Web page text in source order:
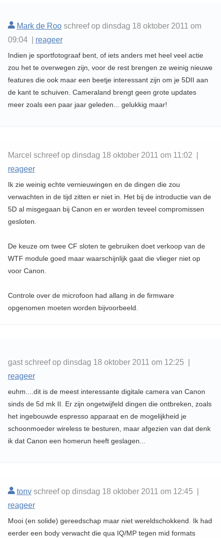
Mark de Rooschreef op dinsdag 18 oktober 2011 om
09:04 | reageer
Indien je sportfotograaf bent, of iets anders met heel veel actie
zou het te overwegen zijn, voor de rest brengen ze weinig nieuwe
features die ook maar een beetje interessant zijn om je 5DII aan
de kant te schuiven. Cameraland brengt geen grote updates
meer zoals een paar jaar geleden... gelukkig maar!
Marcel schreef op dinsdag 18 oktober 2011 om 11:02 |
reageer
Ik zie weinig echte vernieuwingen en de dingen die zou
verwachten in de tijd zitten er niet in. Het bij de introductie van de
5D al misgegaan bij Canon en er worden teveel compromissen
gesloten.
De keuze om twee CF sloten te gebruiken doet verkoop van de
WTF module goed maar waarschijnlijk gaat die vlieger niet op
voor Canon.
Controle over de microfoon had allang in de firmware
opgenomen moeten worden bijvoorbeeld.
gast schreef op dinsdag 18 oktober 2011 om 12:25 |
reageer
euhm....dit is de meest interessante digitale camera van Canon
sinds de 5d mk II. Er zijn ongetwijfeld dingen die ontbreken, zoals
het ingebouwde espresso apparaat en de mogelijkheid je
schoonmoeder wireless te besturen, maar afgezien van dat denk
ik dat Canon een homerun heeft geslagen...
tonvschreef op dinsdag 18 oktober 2011 om 12:45 |
reageer
Mooi (en solide) gereedschap maar niet wereldschokkend. Ik had
eerder een body verwacht die qua IQ/MP tegen mid formats